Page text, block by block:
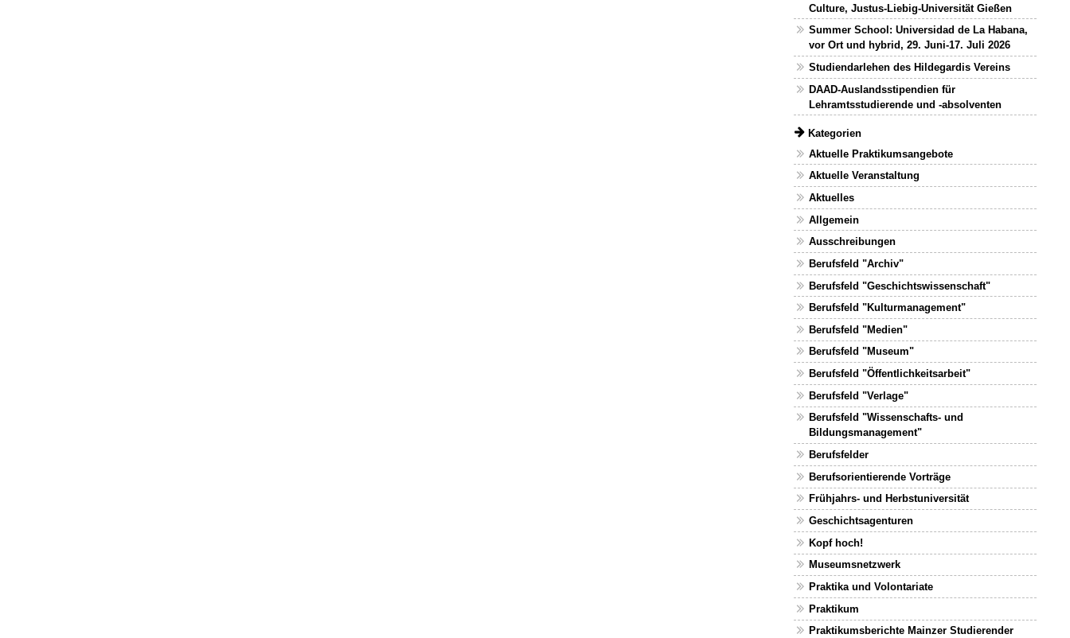
Culture, Justus-Liebig-Universität Gießen
Summer School: Universidad de La Habana,
vor Ort und hybrid, 29. Juni-17. Juli 2026
Studiendarlehen des Hildegardis Vereins
DAAD-Auslandsstipendien für
Lehramtsstudierende und -absolventen
Kategorien
Aktuelle Praktikumsangebote
Aktuelle Veranstaltung
Aktuelles
Allgemein
Ausschreibungen
Berufsfeld "Archiv"
Berufsfeld "Geschichtswissenschaft"
Berufsfeld "Kulturmanagement"
Berufsfeld "Medien"
Berufsfeld "Museum"
Berufsfeld "Öffentlichkeitsarbeit"
Berufsfeld "Verlage"
Berufsfeld "Wissenschafts- und
Bildungsmanagement"
Berufsfelder
Berufsorientierende Vorträge
Frühjahrs- und Herbstuniversität
Geschichtsagenturen
Kopf hoch!
Museumsnetzwerk
Praktika und Volontariate
Praktikum
Praktikumsberichte Mainzer Studierender